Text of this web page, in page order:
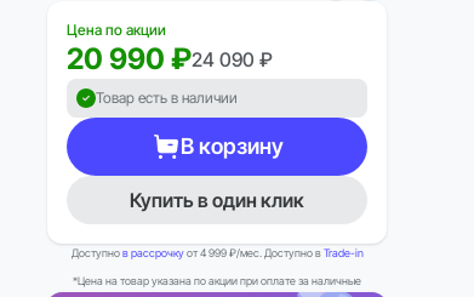
Цена по акции
20 990 ₽24 090 ₽
Товар есть в наличии
В корзину
Купить в один клик
Доступнов рассрочкуот 4 999 ₽/мес. Доступно вTrade-in
*Цена на товар указана по акции при оплате за наличные